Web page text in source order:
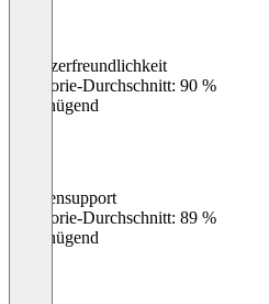
Benutzerfreundlichkeit
Kategorie-Durchschnitt: 90 %
Ungenügend
Kundensupport
Kategorie-Durchschnitt: 89 %
Ungenügend